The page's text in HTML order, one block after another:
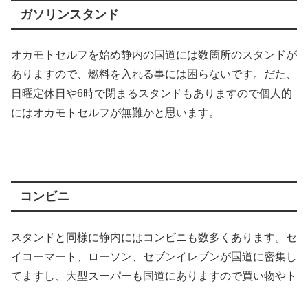
ガソリンスタンド
オカモトセルフを始め静内の国道には数箇所のスタンドが
ありますので、燃料を入れる事には困らないです。だた、
日曜定休日や6時で閉まるスタンドもありますので個人的
にはオカモトセルフが無難かと思います。
コンビニ
スタンドと同様に静内にはコンビニも数多くあります。セ
イコーマート、ローソン、セブンイレブンが国道に密集し
てますし、大型スーパーも国道にありますので買い物やト